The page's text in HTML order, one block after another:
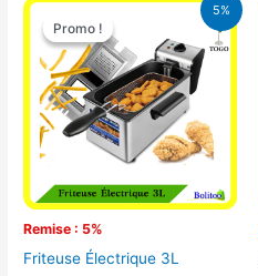
5%
Promo !
Remise : 5%
Promo !
Friteuse Électrique 3L
initial
était :
39.000 CFA.
prix
actuel
est :
37.000 CFA.